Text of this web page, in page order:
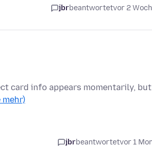
jbrbeantwortetvor 2
card info appears momentarily, but
mehr)
jbrbeantwortetvor 1